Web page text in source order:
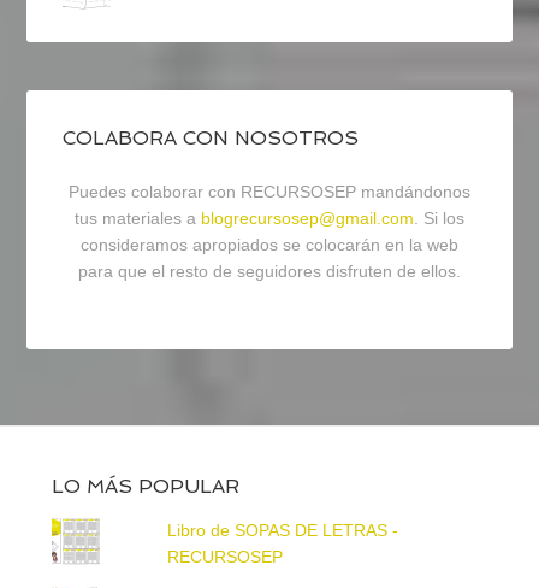
COLABORA CON NOSOTROS
Puedes colaborar con RECURSOSEP mandándonos
tus materiales a blogrecursosep@gmail.com. Si los
consideramos apropiados se colocarán en la web
para que el resto de seguidores disfruten de ellos.
LO MÁS POPULAR
Libro de SOPAS DE LETRAS -
RECURSOSEP